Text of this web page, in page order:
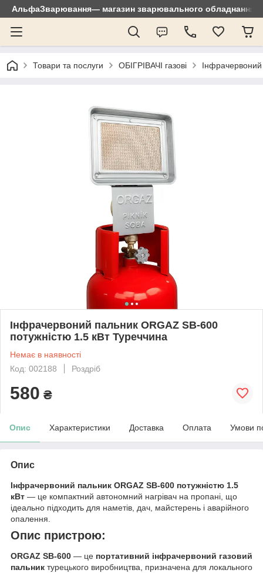
АльфаЗварювання— магазин зварювального обладнання:
Товари та послуги ОБІГРІВАЧІ газові
Інфрачервоний пальник ORGAZ SB-600
потужністю 1.5 кВт Туреччина
Немає в наявності
Код: 002188
Роздріб
580 ₴
Опис Характеристики Доставка Оплата Умови
Опис
Інфрачервоний пальник ORGAZ SB-600 потужністю 1.5
кВт — це компактний автономний нагрівач на пропані, що
ідеально підходить для наметів, дач, майстерень і аварійного
опалення.
Опис пристрою:
ORGAZ SB-600 — це портативний інфрачервоний газовий
пальник турецького виробництва, призначена для локального